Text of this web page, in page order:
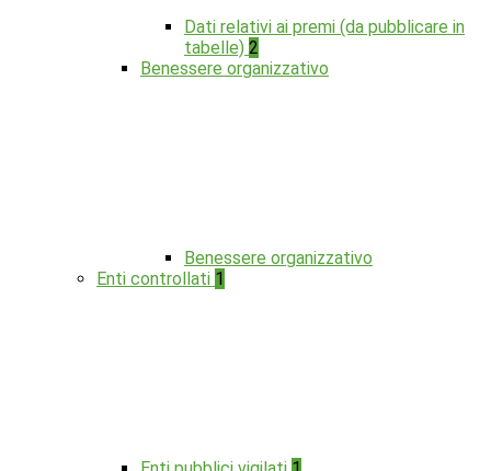
Dati relativi ai premi (da pubblicare in
tabelle) 2
Benessere organizzativo
Benessere organizzativo
Enti controllati 1